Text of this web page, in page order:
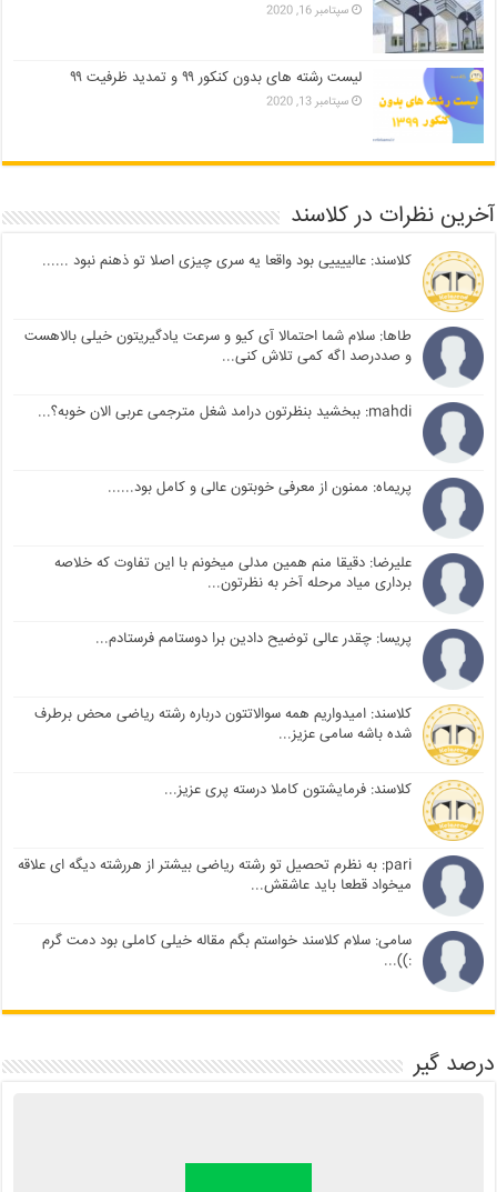
سپتامبر 16, 2020
لیست رشته های بدون کنکور ۹۹ و تمدید ظرفیت ۹۹
سپتامبر 13, 2020
آخرین نظرات در کلاسند
کلاسند: عالییییی بود واقعا یه سری چیزی اصلا تو ذهنم نبود ......
طاها: سلام شما احتمالا آی کیو و سرعت یادگیریتون خیلی بالاهست
و صددرصد اگه کمی تلاش کنی...
mahdi: ببخشید بنظرتون درامد شغل مترجمی عربی الان خوبه؟...
پریماه: ممنون از معرفی خوبتون عالی و کامل بود......
علیرضا: دقیقا منم همین مدلی میخونم با این تفاوت که خلاصه
برداری میاد مرحله آخر به نظرتون...
پریسا: چقدر عالی توضیح دادین برا دوستامم فرستادم...
کلاسند: امیدواریم همه سوالاتتون درباره رشته ریاضی محض برطرف
شده باشه سامی عزیز...
کلاسند: فرمایشتون کاملا درسته پری عزیز...
pari: به نظرم تحصیل تو رشته ریاضی بیشتر از هررشته دیگه ای علاقه
میخواد قطعا باید عاشقش...
سامی: سلام کلاسند خواستم بگم مقاله خیلی کاملی بود دمت گرم
:))...
درصد گیر